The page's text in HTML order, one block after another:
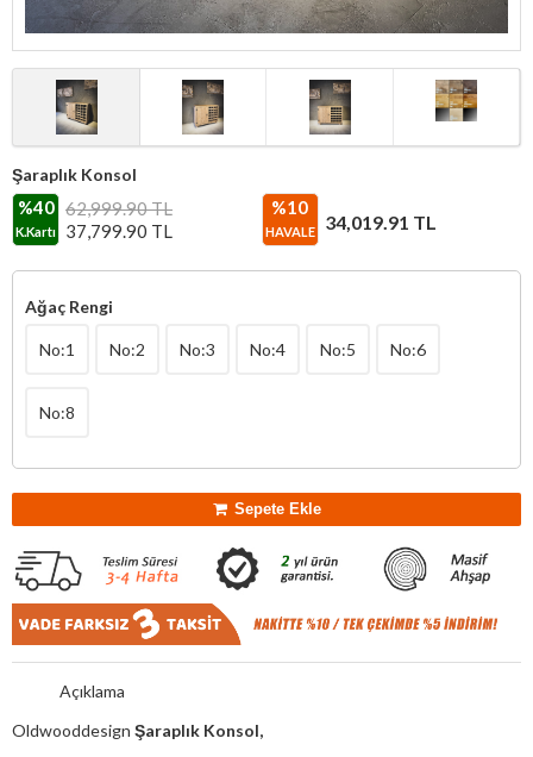
Şaraplık Konsol
%40
K.Kartı
62,999.90 TL
37,799.90 TL
%10
HAVALE 34,019.91 TL
Ağaç Rengi
No:1 No:2 No:3 No:4 No:5 No:6
No:8
Sepete Ekle
Açıklama
Oldwooddesign Şaraplık Konsol,